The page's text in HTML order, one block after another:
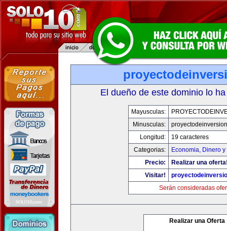
El dueño de este dominio lo
Mayusculas:
Minusculas:
Longitud:
19 caracteres
Categorias:
Economia, Dinero
Precio:
Realizar una
Visitar!
Serán consideradas
Realizar una Oferta